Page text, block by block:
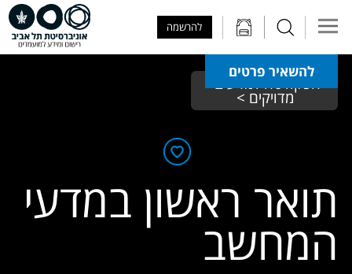
להרשמה
להשאיר פרטים
הפקולטה למדעים
מדויקים >
תואר ראשון במדעי
המחשב